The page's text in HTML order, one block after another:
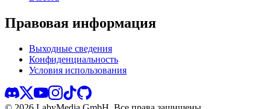
Правовая информация
Выходные сведения
Конфиденциальность
Условия использования